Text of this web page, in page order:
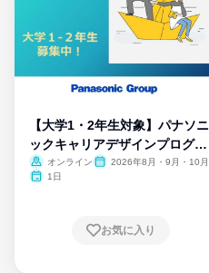
【大学1・2年生対象】パナソニ
ックキャリアデザインプログラ
ム
オンライン
2026年8月・9月・10月
1日
お気に入り